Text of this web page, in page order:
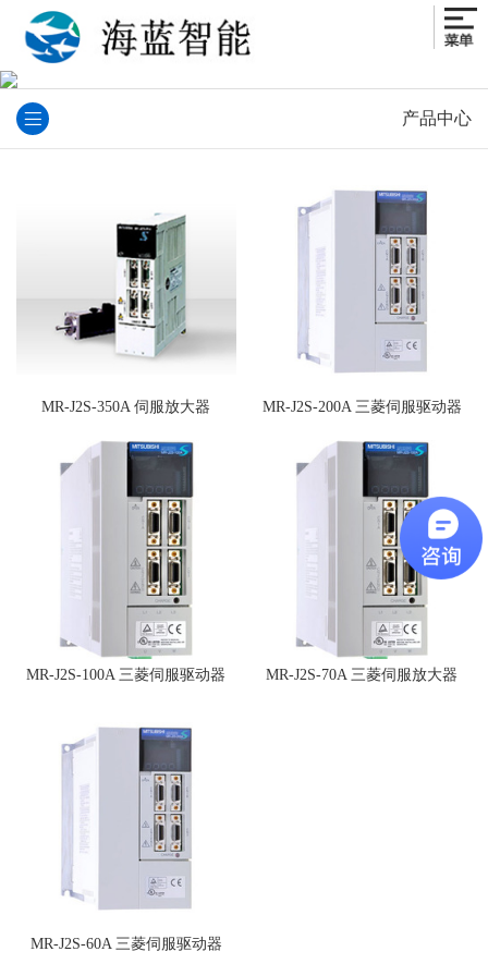
产品中心
MR-J2S-350A 伺服放大器 MR-J2S-200A 三菱伺服驱动器
MR-J2S-100A 三菱伺服驱动器 MR-J2S-70A 三菱伺服放大器
MR-J2S-60A 三菱伺服驱动器